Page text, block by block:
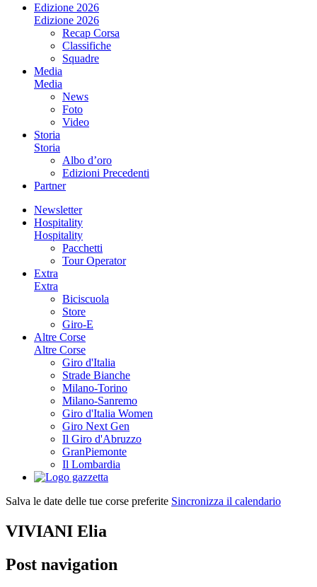
Edizione 2026
Edizione 2026
Recap Corsa
Classifiche
Squadre
Media
Media
News
Foto
Video
Storia
Storia
Albo d’oro
Edizioni Precedenti
Partner
Newsletter
Hospitality
Hospitality
Pacchetti
Tour Operator
Extra
Extra
Biciscuola
Store
Giro-E
Altre Corse
Altre Corse
Giro d'Italia
Strade Bianche
Milano-Torino
Milano-Sanremo
Giro d'Italia Women
Giro Next Gen
Il Giro d'Abruzzo
GranPiemonte
Il Lombardia
Salva le date delle tue corse preferite Sincronizza il calendario
VIVIANI Elia
Post navigation